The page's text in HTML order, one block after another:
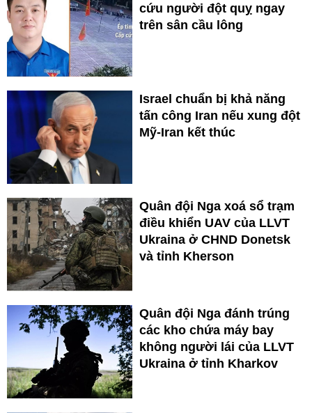
cứu người đột quỵ ngay
trên sân cầu lông
Israel chuẩn bị khả năng
tấn công Iran nếu xung đột
Mỹ-Iran kết thúc
Quân đội Nga xoá sổ trạm
điều khiển UAV của LLVT
Ukraina ở CHND Donetsk
và tỉnh Kherson
Quân đội Nga đánh trúng
các kho chứa máy bay
không người lái của LLVT
Ukraina ở tỉnh Kharkov